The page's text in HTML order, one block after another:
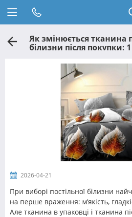
Як змінюється тканина
білизни після покупки:
2026-04-21
При виборі постільної білизни
на перше враження: м’якість,
Але тканина в упаковці і тканина